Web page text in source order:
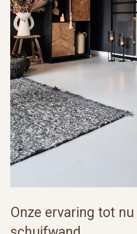
Onze ervaring tot